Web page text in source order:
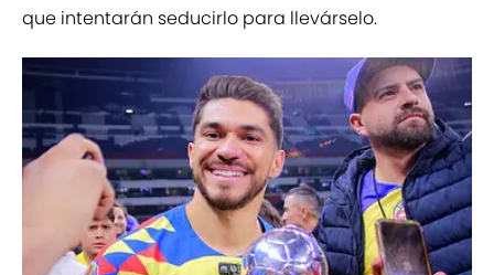
que intentarán seducirlo para llevárselo.